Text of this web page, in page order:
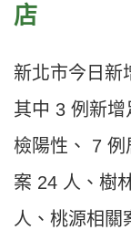
店
新北市今日新
其中 3 例新
檢陽性、 7 例
案 24 人、樹
人、桃源相關